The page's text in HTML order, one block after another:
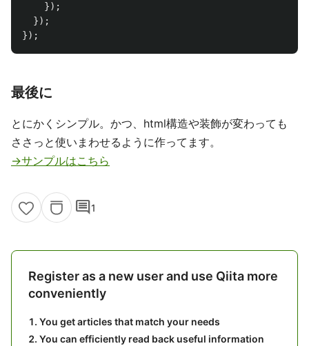
});
});
});
最後に
とにかくシンプル。かつ、html構造や装飾が変わっても
ささっと使いまわせるように作ってます。
→サンプルはこちら
comment1
Register as a new user and use Qiita more
conveniently
You get articles that match your needs
You can efficiently read back useful information